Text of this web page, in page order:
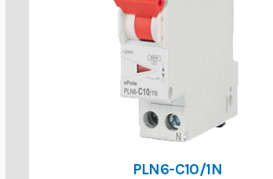
PLN6-C10/1N